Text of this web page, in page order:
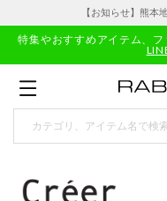
【お知らせ】熊本
特集やおすすめアイテム、